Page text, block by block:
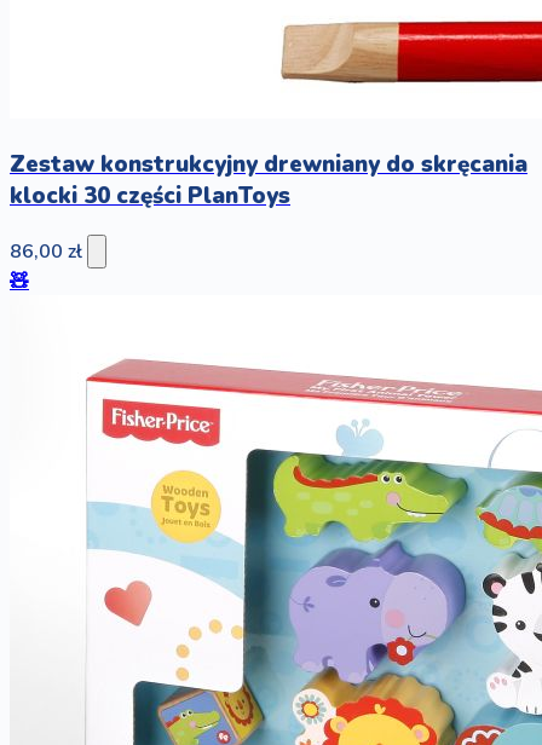
Zestaw konstrukcyjny drewniany do skręcania
klocki 30 części PlanToys
86,00 zł
🧸